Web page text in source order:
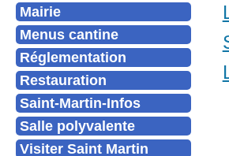
Mairie
Menus cantine
Réglementation
Restauration
Saint-Martin-Infos
Salle polyvalente
Visiter Saint Martin